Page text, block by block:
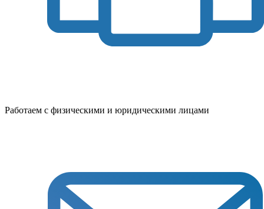
Работаем с физическими и юридическими лицами